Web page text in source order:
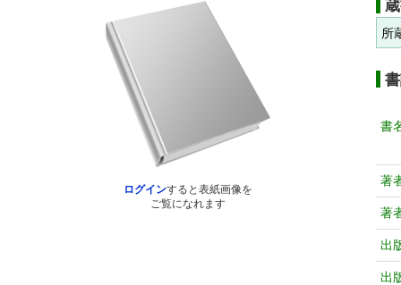
ログインすると表紙画像を
ご覧になれます
所
書
著
著
出
出